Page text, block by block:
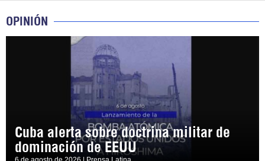
OPINIÓN
Cuba alerta sobre doctrina militar de
dominación de EEUU